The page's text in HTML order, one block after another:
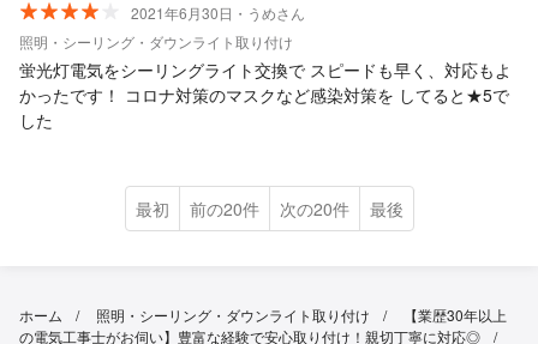
2021年6月30日・うめさん
照明・シーリング・ダウンライト取り付け
蛍光灯電気をシーリングライト交換で スピードも早く、対応もよ
かったです！ コロナ対策のマスクなど感染対策を してると★5で
した
最初 前の20件 次の20件 最後
ホーム 照明・シーリング・ダウンライト取り付け
【業歴30年以上
の電気工事士がお伺い】豊富な経験で安心取り付け！親切丁寧に対応◎